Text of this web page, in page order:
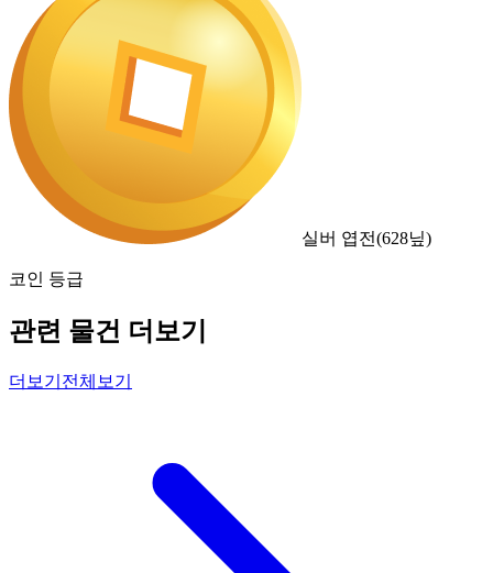
실버 엽전(628닢)
코인 등급
관련 물건 더보기
더보기 전체보기